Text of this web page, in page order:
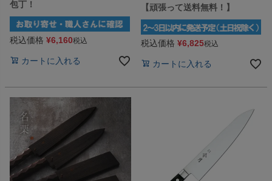
包丁！
税込価格 ¥6,160税込
カートに入れる
【頑張って送料無料！】
税込価格 ¥6,825税込
カートに入れる